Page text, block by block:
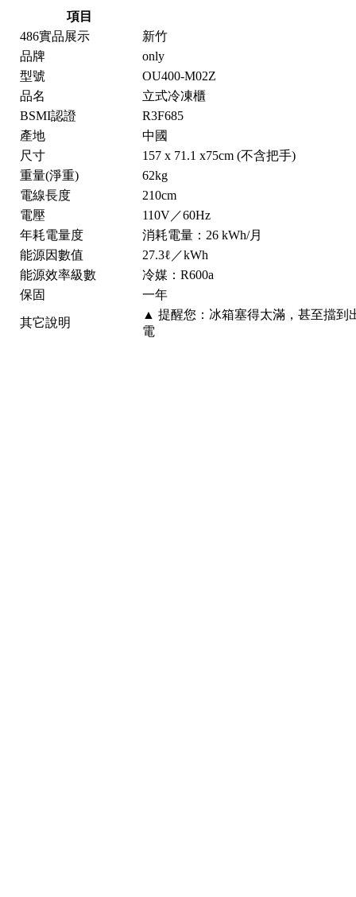
項目
486實品展示
新竹
品牌
only
型號
OU400-M02Z
品名
立式冷凍櫃
BSMI認證
R3F685
產地
中國
尺寸
157 x 71.1 x75cm (不含把手)
重量(淨重)
62kg
電線長度
210cm
電壓
110V／60Hz
年耗電量度
消耗電量：26 kWh/月
能源因數值
27.3ℓ／kWh
能源效率級數
冷媒：R600a
保固
一年
其它說明
▲ 提醒您：冰箱塞得太滿，甚至擋到
電